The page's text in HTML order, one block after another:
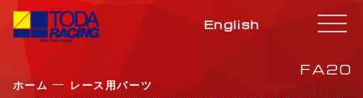
English
FA20
ホーム ― レース用パーツ